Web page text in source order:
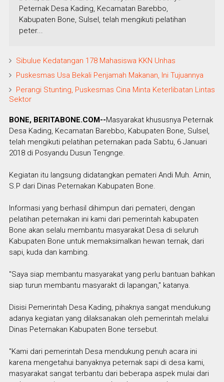
Peternak Desa Kading, Kecamatan Barebbo,
Kabupaten Bone, Sulsel, telah mengikuti pelatihan
peter...
Sibulue Kedatangan 178 Mahasiswa KKN Unhas
Puskesmas Usa Bekali Penjamah Makanan, Ini Tujuannya
Perangi Stunting, Puskesmas Cina Minta Keterlibatan Lintas
Sektor
BONE, BERITABONE.COM--Masyarakat khususnya Peternak
Desa Kading, Kecamatan Barebbo, Kabupaten Bone, Sulsel,
telah mengikuti pelatihan peternakan pada Sabtu, 6 Januari
2018 di Posyandu Dusun Tengnge.
Kegiatan itu langsung didatangkan pemateri Andi Muh. Amin,
S.P dari Dinas Peternakan Kabupaten Bone.
Informasi yang berhasil dihimpun dari pemateri, dengan
pelatihan peternakan ini kami dari pemerintah kabupaten
Bone akan selalu membantu masyarakat Desa di seluruh
Kabupaten Bone untuk memaksimalkan hewan ternak, dari
sapi, kuda dan kambing.
"Saya siap membantu masyarakat yang perlu bantuan bahkan
siap turun membantu masyarakt di lapangan," katanya.
Disisi Pemerintah Desa Kading, pihaknya sangat mendukung
adanya kegiatan yang dilaksanakan oleh pemerintah melalui
Dinas Peternakan Kabupaten Bone tersebut.
"Kami dari pemerintah Desa mendukung penuh acara ini
karena mengetahui banyaknya peternak sapi di desa kami,
masyarakat sangat terbantu dari beberapa aspek mulai dari